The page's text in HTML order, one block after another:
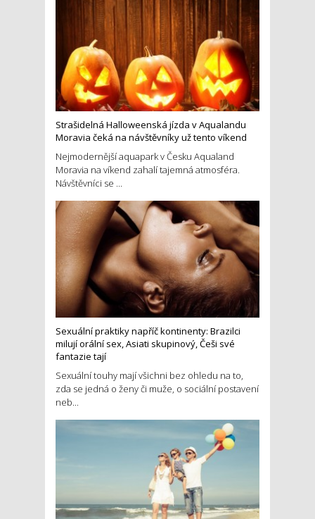
Strašidelná Halloweenská jízda v Aqualandu
Moravia čeká na návštěvníky už tento víkend
Nejmodernější aquapark v Česku Aqualand
Moravia na víkend zahalí tajemná atmosféra.
Návštěvníci se ...
Sexuální praktiky napříč kontinenty: Brazilci
milují orální sex, Asiati skupinový, Češi své
fantazie tají
Sexuální touhy mají všichni bez ohledu na to,
zda se jedná o ženy či muže, o sociální postavení
neb...